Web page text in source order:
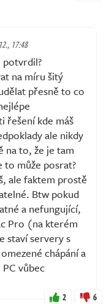
17:48
potvrdil?
na míru šitý
přesně to co
řešení kde máš
ale nikdy
na to, že je tam
to může posrat?
ale faktem prostě
Btw pokud
a nefungující,
Pro (na kterém
staví servery s
chápání a
vůbec
2 6